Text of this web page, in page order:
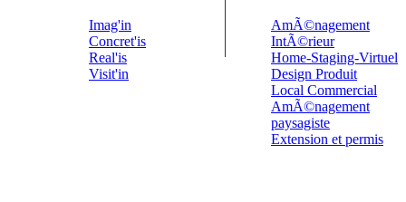
Imag'in
Concret'is
Real'is
Visit'in
AmÃ©nagement
IntÃ©rieur
Home-Staging-Virtuel
Design Produit
Local Commercial
AmÃ©nagement
paysagiste
Extension et permis